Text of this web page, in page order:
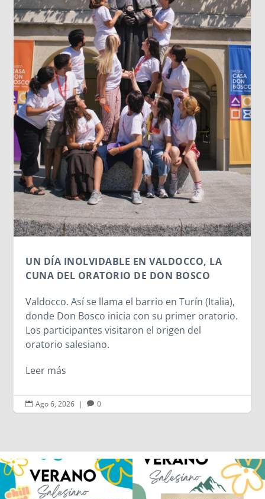
LOS DATOS BIOMÉTRICOS: NUESTRA
IDENTIDAD EN JUEGO
Cada vez que jugamos con la inteligencia
artificial subiendo nuestra imagen para generar
un avatar gracioso, en el fondo estamos
cediendo una parte de nuestra identidad. El
escaneo facial no es un simple pasatiempo
inofensivo; nuestra cara es una seña de
identidad...
Leer más
 Ago 6, 2026 |
Los alumnos de 6º de Primaria, 1º y 2º
de la ESO...
146 2
La diversión y la alegría también se han
sentido...
95 0